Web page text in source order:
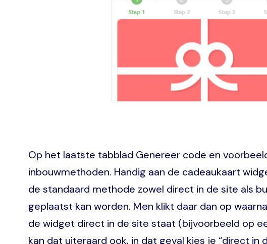
Op het laatste tabblad Genereer code en
inbouwmethoden. Handig aan de cadeaukaart
de standaard methode zowel direct in de site als
geplaatst kan worden. Men klikt daar dan op
de widget direct in de site staat (bijvoorbeeld op
kan dat uiteraard ook, in dat geval kies je “direct in